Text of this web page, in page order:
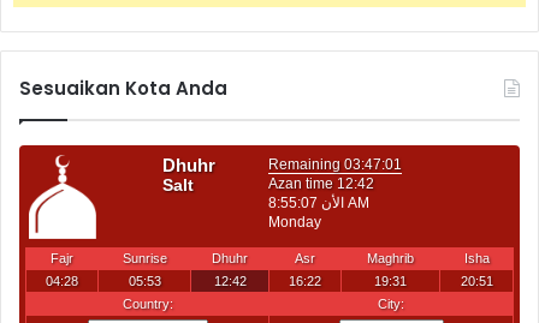
Sesuaikan Kota Anda